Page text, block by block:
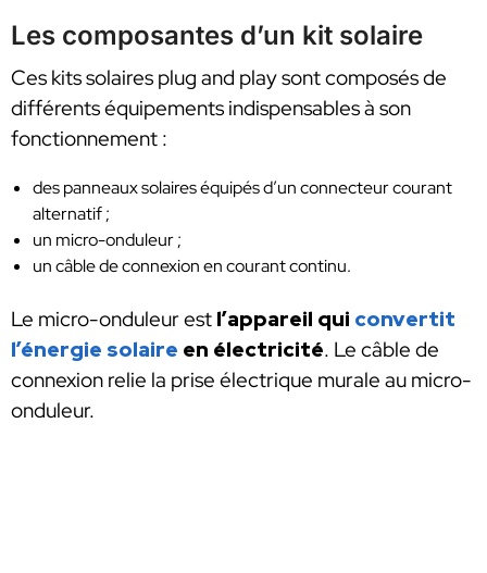
Les composantes d’un kit solaire
Ces kits solaires plug and play sont composés de
différents équipements indispensables à son
fonctionnement :
des panneaux solaires équipés d’un connecteur courant
alternatif ;
un micro-onduleur ;
un câble de connexion en courant continu.
Le micro-onduleur est l’appareil qui convertit
l’énergie solaire en électricité. Le câble de
connexion relie la prise électrique murale au micro-
onduleur.